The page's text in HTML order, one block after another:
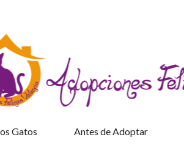
Gatos Antes de Adoptar